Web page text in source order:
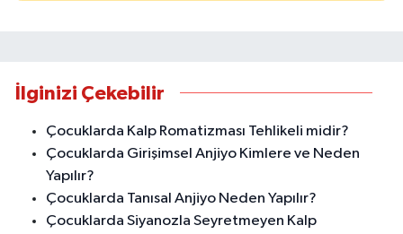
İlginizi Çekebilir
Çocuklarda Kalp Romatizması Tehlikeli midir?
Çocuklarda Girişimsel Anjiyo Kimlere ve Neden
Yapılır?
Çocuklarda Tanısal Anjiyo Neden Yapılır?
Çocuklarda Siyanozla Seyretmeyen Kalp